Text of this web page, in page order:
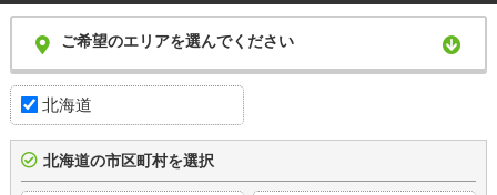
ご希望のエリアを選んでください
北海道
北海道の市区町村を選択